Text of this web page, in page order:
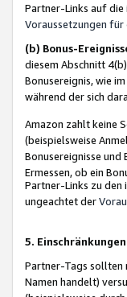
Partner-Links auf
Voraussetzungen
(b) Bonus-
diesem Abschnitt
Bonusereignis, wie
während der sich
Amazon zahlt keine
(beispielsweise
Bonusereignisse und
Ermessen, ob ein
Partner-Links zu den
ungeachtet der
5.
Partner-Tags sollten
Namen handelt)